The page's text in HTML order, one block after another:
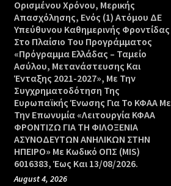
Ορισμένου Χρόνου, Μερικής
Απασχόλησης, Ενός (1) Ατόμου ΔΕ
Υπεύθυνου Καθημερινής Φροντίδας
Στο Πλαίσιο Του Προγράμματος
«Πρόγραμμα Ελλάδας – Ταμείο
Ασύλου, Μετανάστευσης Και
Ένταξης 2021-2027», Με Την
Συγχρηματοδότηση Της
Ευρωπαϊκής Ένωσης Για Το ΚΦΑΑ Με
Την Επωνυμία «Λειτουργία ΚΦΑΑ
ΦΡΟΝΤΙΖΩ ΓΙΑ ΤΗ ΦΙΛΟΞΕΝΙΑ
ΑΣΥΝΟΔΕΥΤΩΝ ΑΝΗΛΙΚΩΝ ΣΤΗΝ
ΗΠΕΙΡΟ» Με Κωδικό ΟΠΣ (MIS)
6016383, Έως Και 13/08/2026.
August 4, 2026